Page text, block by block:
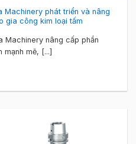
Machinery phát triển và nâng
gia công kim loại tấm
Machinery nâng cấp phần
mẽ, [...]